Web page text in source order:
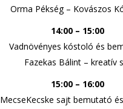
Orma Pékség – Kovászos
14:00 – 15:00
Vadnövényes kóstoló és
Fazekas Bálint – kreatív
15:00 – 16:00
MecseKecske sajt bemutató